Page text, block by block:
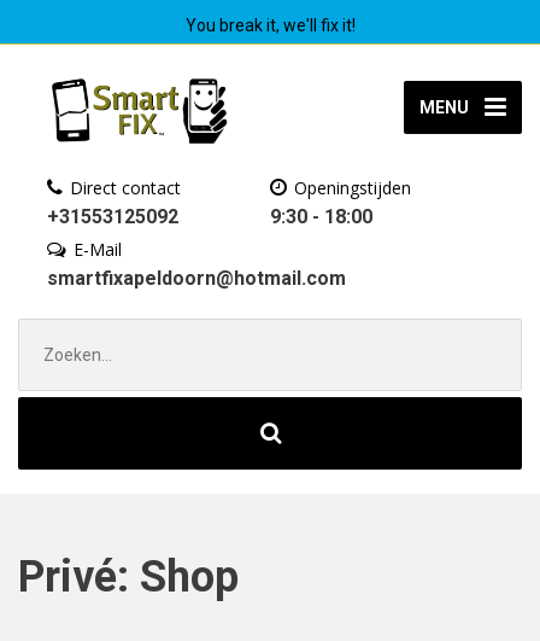
You break it, we'll fix it!
MENU
Direct contact
+31553125092
Openingstijden
9:30 - 18:00
E-Mail
smartfixapeldoorn@hotmail.com
naar:
Privé: Shop